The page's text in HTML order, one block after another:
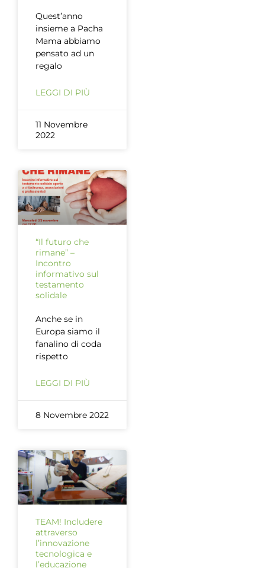
Quest’anno
insieme a Pacha
Mama abbiamo
pensato ad un
regalo
LEGGI DI PIÙ
11 Novembre
2022
“Il futuro che
rimane” –
Incontro
informativo sul
testamento
solidale
Anche se in
Europa siamo il
fanalino di coda
rispetto
LEGGI DI PIÙ
8 Novembre 2022
TEAM! Includere
attraverso
l’innovazione
tecnologica e
l’educazione